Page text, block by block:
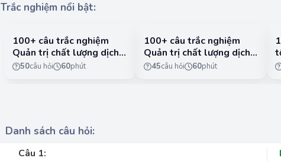
Trắc nghiệm nổi bật:
100+ câu trắc nghiệm
Quản trị chất lượng dịch
vụ có lời giải chi tiết -
50câu hỏi 60phút
100+ câu trắc nghiệm
Quản trị chất lượng dịch
vụ có lời giải chi tiết -
45câu hỏi 60phút
Danh sách câu hỏi:
Câu 1: